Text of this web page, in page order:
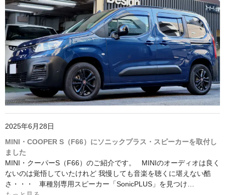
2025年6月28日
MINI・COOPER S（F66）にソニックプラス・スピーカーを取付し
ました
MINI・クーパーS（F66）のご紹介です。 MINIのオーディオは良く
ないのは覚悟していたけれど 我慢しても音楽を聴くに堪えない酷
さ・・・ 車種別専用スピーカー「SonicPLUS」を見つけ…